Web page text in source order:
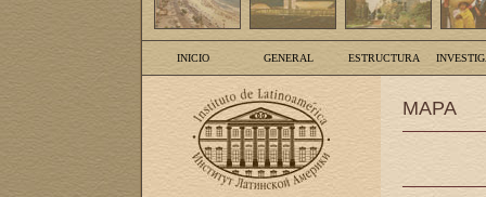
INICIO GENERAL ESTRUCTURA
MAPA